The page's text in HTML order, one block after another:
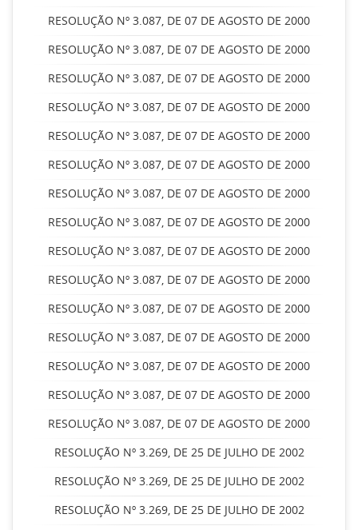
RESOLUÇÃO Nº 3.087, DE 07 DE AGOSTO DE 2000
RESOLUÇÃO Nº 3.087, DE 07 DE AGOSTO DE 2000
RESOLUÇÃO Nº 3.087, DE 07 DE AGOSTO DE 2000
RESOLUÇÃO Nº 3.087, DE 07 DE AGOSTO DE 2000
RESOLUÇÃO Nº 3.087, DE 07 DE AGOSTO DE 2000
RESOLUÇÃO Nº 3.087, DE 07 DE AGOSTO DE 2000
RESOLUÇÃO Nº 3.087, DE 07 DE AGOSTO DE 2000
RESOLUÇÃO Nº 3.087, DE 07 DE AGOSTO DE 2000
RESOLUÇÃO Nº 3.087, DE 07 DE AGOSTO DE 2000
RESOLUÇÃO Nº 3.087, DE 07 DE AGOSTO DE 2000
RESOLUÇÃO Nº 3.087, DE 07 DE AGOSTO DE 2000
RESOLUÇÃO Nº 3.087, DE 07 DE AGOSTO DE 2000
RESOLUÇÃO Nº 3.087, DE 07 DE AGOSTO DE 2000
RESOLUÇÃO Nº 3.087, DE 07 DE AGOSTO DE 2000
RESOLUÇÃO Nº 3.087, DE 07 DE AGOSTO DE 2000
RESOLUÇÃO Nº 3.269, DE 25 DE JULHO DE 2002
RESOLUÇÃO Nº 3.269, DE 25 DE JULHO DE 2002
RESOLUÇÃO Nº 3.269, DE 25 DE JULHO DE 2002